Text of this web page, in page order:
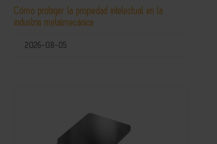
Cómo proteger la propiedad intelectual en la
industria metalmecánica
2026-08-05